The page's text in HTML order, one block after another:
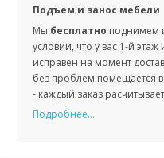
Подъем и занос мебели
Мы бесплатно поднимем
условии, что у вас 1-й
исправен на момент
без проблем помещается
- каждый заказ
Подробнее...